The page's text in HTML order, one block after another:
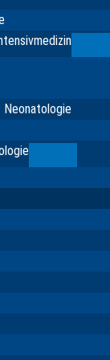
Neonatologie